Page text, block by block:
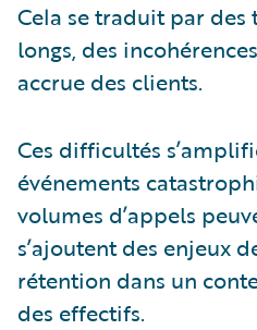
Cela se traduit par des
longs, des
accrue des clients.
Ces difficultés
événements
volumes d’appels
s’ajoutent des enjeux
rétention dans un
des effectifs.